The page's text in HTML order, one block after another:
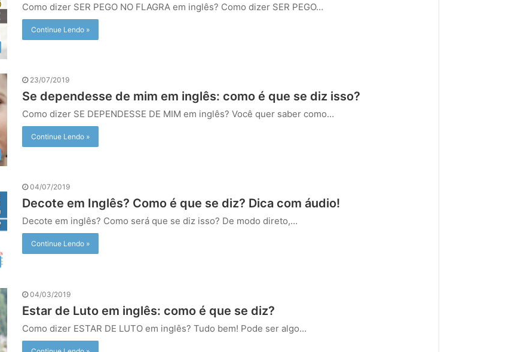
Como dizer SER PEGO NO FLAGRA em inglês? Como dizer SER PEGO…
Continue Lendo »
23/07/2019
Se dependesse de mim em inglês: como é que se diz isso?
Como dizer SE DEPENDESSE DE MIM em inglês? Você quer saber como…
Continue Lendo »
04/07/2019
Decote em Inglês? Como é que se diz? Dica com áudio!
Decote em inglês? Como será que se diz isso? De modo direto,…
Continue Lendo »
04/03/2019
Estar de Luto em inglês: como é que se diz?
Como dizer ESTAR DE LUTO em inglês? Tudo bem! Pode ser algo…